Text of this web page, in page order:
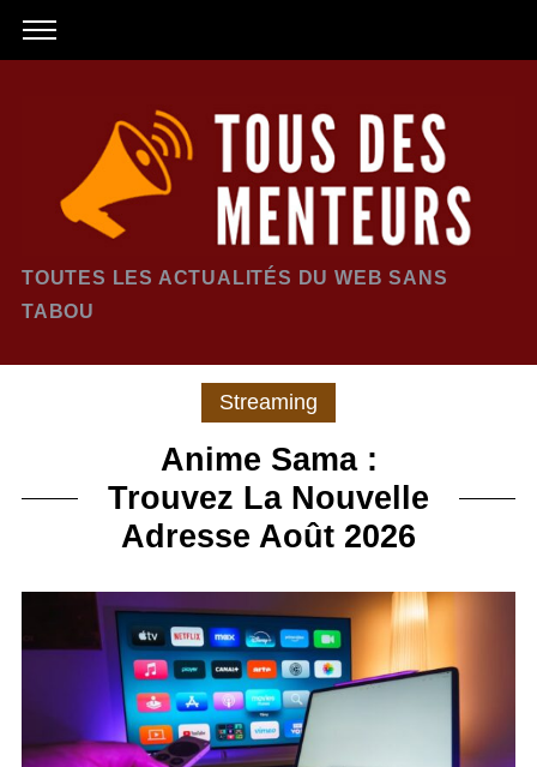
TOUTES LES ACTUALITÉS DU WEB SANS
TABOU
Streaming
Anime Sama :
Trouvez La Nouvelle
Adresse Août 2026